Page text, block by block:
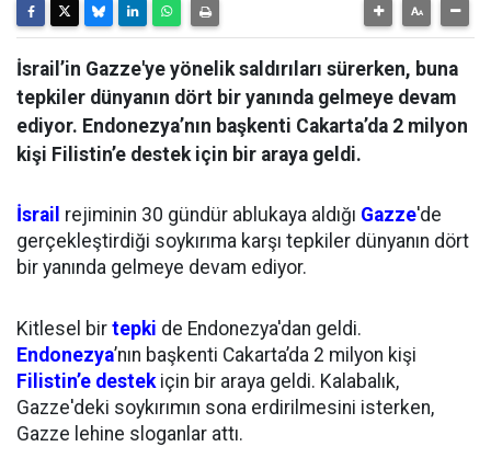
İsrail’in Gazze'ye yönelik saldırıları sürerken, buna
tepkiler dünyanın dört bir yanında gelmeye devam
ediyor. Endonezya’nın başkenti Cakarta’da 2 milyon
kişi Filistin’e destek için bir araya geldi.
İsrail rejiminin 30 gündür ablukaya aldığı Gazze'de
gerçekleştirdiği soykırıma karşı tepkiler dünyanın dört
bir yanında gelmeye devam ediyor.
Kitlesel bir tepki de Endonezya'dan geldi.
Endonezya’nın başkenti Cakarta’da 2 milyon kişi
Filistin’e destekiçin bir araya geldi. Kalabalık,
Gazze'deki soykırımın sona erdirilmesini isterken,
Gazze lehine sloganlar attı.